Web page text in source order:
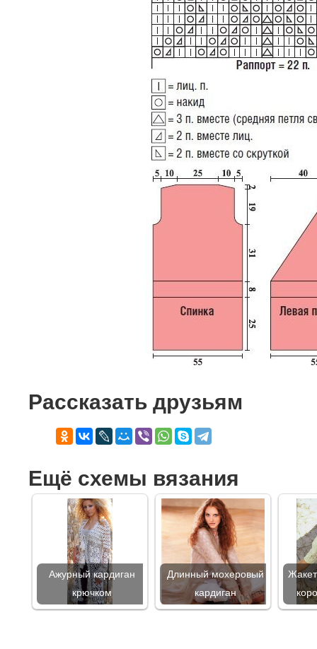
Рассказать друзьям
Ещё схемы вязания
Ажурный кардиган
крючком
Длинный мохеровый
кардиган